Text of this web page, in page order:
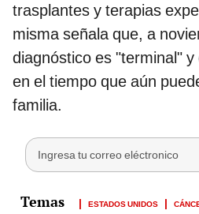
trasplantes y terapias
misma señala que, a
diagnóstico es "terminal"
en el tiempo que aún
familia.
ESTADOS UNIDOS